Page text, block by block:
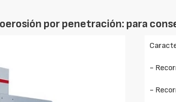
por penetración: para
-
-